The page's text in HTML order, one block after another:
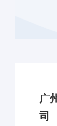
广
司